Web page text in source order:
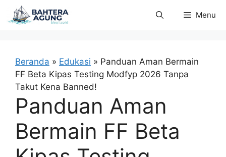
Langsung
ke
Menu
Beranda » Edukasi » Panduan Aman Bermain
FF Beta Kipas Testing Modfyp 2026 Tanpa
Takut Kena Banned!
Panduan Aman
Bermain FF Beta